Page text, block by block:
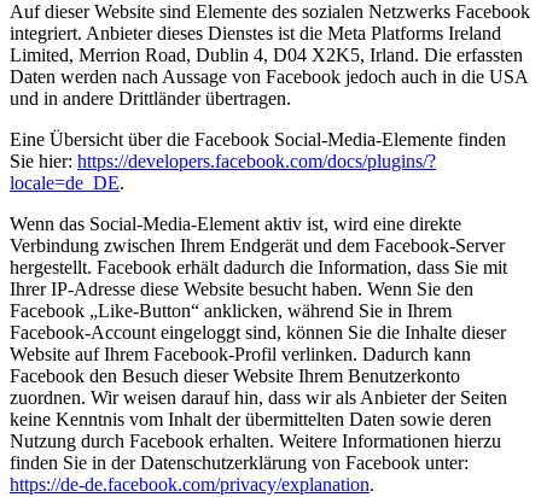
Auf dieser Website sind Elemente des sozialen Netzwerks Facebook
integriert. Anbieter dieses Dienstes ist die Meta Platforms Ireland
Limited, Merrion Road, Dublin 4, D04 X2K5, Irland. Die erfassten
Daten werden nach Aussage von Facebook jedoch auch in die USA
und in andere Drittländer übertragen.
Eine Übersicht über die Facebook Social-Media-Elemente finden
Sie hier: https://developers.facebook.com/docs/plugins/?
locale=de_DE.
Wenn das Social-Media-Element aktiv ist, wird eine direkte
Verbindung zwischen Ihrem Endgerät und dem Facebook-Server
hergestellt. Facebook erhält dadurch die Information, dass Sie mit
Ihrer IP-Adresse diese Website besucht haben. Wenn Sie den
Facebook „Like-Button“ anklicken, während Sie in Ihrem
Facebook-Account eingeloggt sind, können Sie die Inhalte dieser
Website auf Ihrem Facebook-Profil verlinken. Dadurch kann
Facebook den Besuch dieser Website Ihrem Benutzerkonto
zuordnen. Wir weisen darauf hin, dass wir als Anbieter der Seiten
keine Kenntnis vom Inhalt der übermittelten Daten sowie deren
Nutzung durch Facebook erhalten. Weitere Informationen hierzu
finden Sie in der Datenschutzerklärung von Facebook unter:
https://de-de.facebook.com/privacy/explanation.